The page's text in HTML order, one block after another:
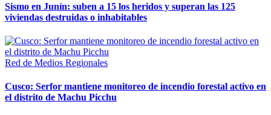
Sismo en Junín: suben a 15 los heridos y superan las 125
viviendas destruidas o inhabitables
Red de Medios Regionales
Cusco: Serfor mantiene monitoreo de incendio forestal activo en
el distrito de Machu Picchu